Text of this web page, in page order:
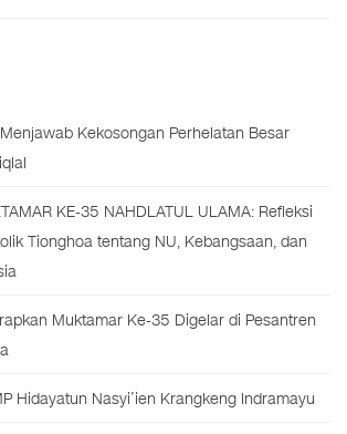
Kekosongan Perhelatan Besar
KE-35 NAHDLATUL ULAMA: Refleksi
Tionghoa tentang NU, Kebangsaan, dan
Muktamar Ke-35 Digelar di Pesantren
Hidayatun Nasyi’ien Krangkeng Indramayu